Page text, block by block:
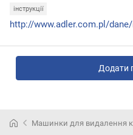
інструкції
http://www.adler.com.pl/
Додати
Машинки для видалення